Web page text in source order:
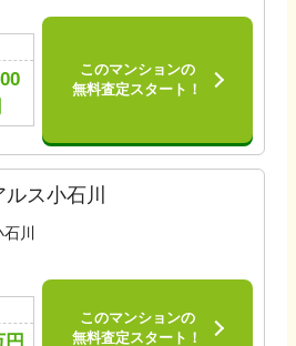
このマンションの
無料査定スタート！
ス小石川
川
円
このマンションの
無料査定スタート！